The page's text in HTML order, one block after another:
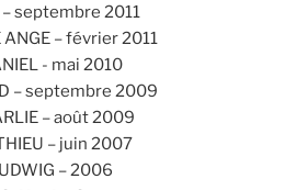
– septembre 2011
ANGE – février 2011
- mai 2010
– septembre 2009
– août 2009
– juin 2007
– 2006